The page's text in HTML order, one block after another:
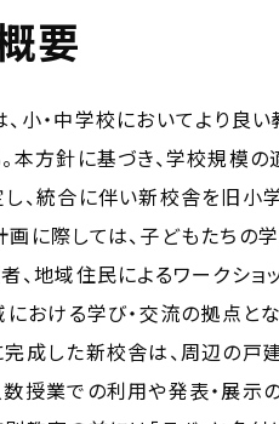
要
小・中学校においてより良
本方針に基づき、学校規模
、統合に伴い新校舎を旧小
に際しては、⼦どもたちの
、地域住民によるワークシ
における学び・交流の拠点と
成した新校舎は、周辺の戸
授業での利用や発表・展示